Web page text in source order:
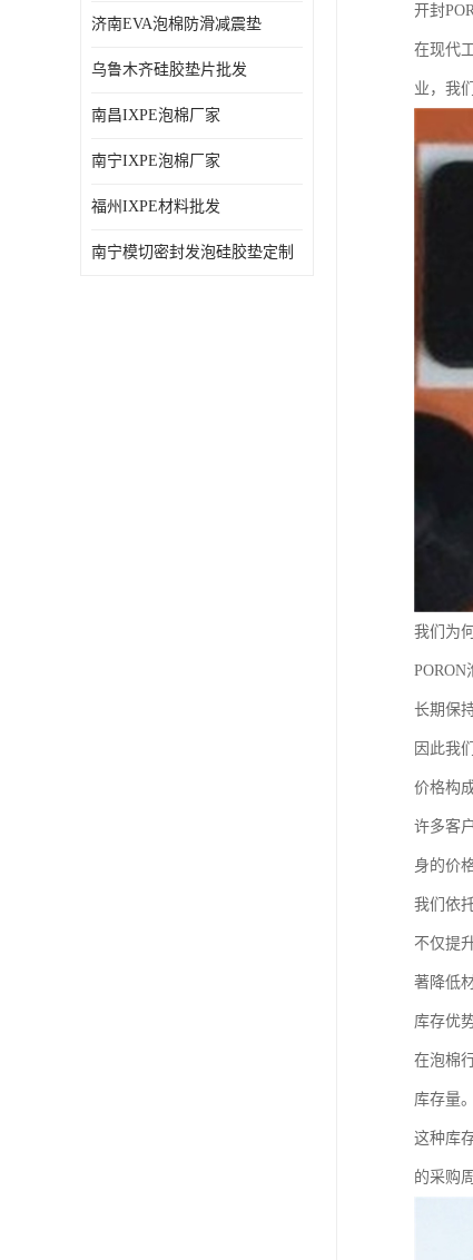
济南EVA泡棉防滑减震垫
乌鲁木齐硅胶垫片批发
南昌IXPE泡棉厂家
南宁IXPE泡棉厂家
福州IXPE材料批发
南宁模切密封发泡硅胶垫定制
开封
在现代
业，我
我们为
长期保
因此我
价格构
许多客
身的价
我们依
不仅提
著降低
库存优
在泡棉
库存量
这种库
的采购